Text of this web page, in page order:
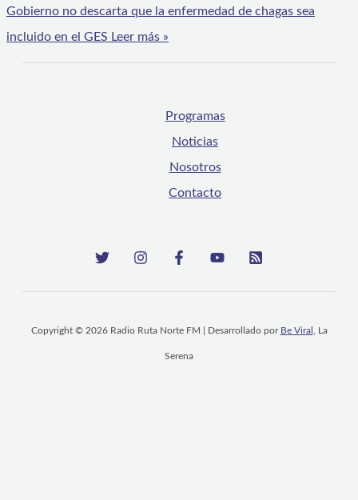
Gobierno no descarta que la enfermedad de chagas sea
incluido en el GES Leer más »
Programas
Noticias
Nosotros
Contacto
Copyright © 2026 Radio Ruta Norte FM | Desarrollado por Be Viral , La
Serena